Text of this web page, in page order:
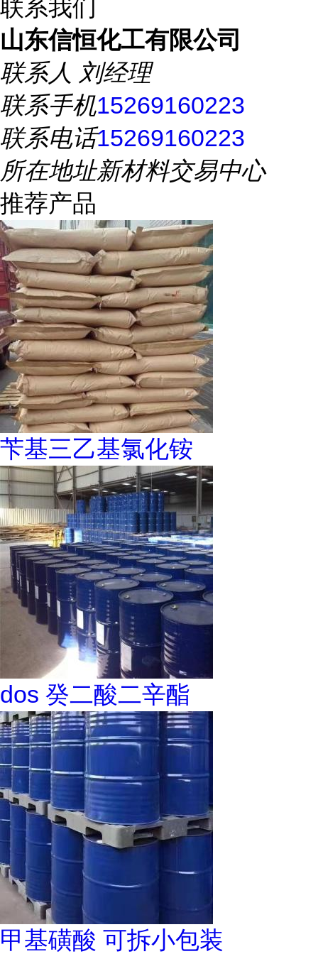
联系我们
山东信恒化工有限公司
联系人 刘经理
联系手机15269160223
联系电话15269160223
所在地址新材料交易中心
推荐产品
苄基三乙基氯化铵
dos 癸二酸二辛酯
甲基磺酸 可拆小包装